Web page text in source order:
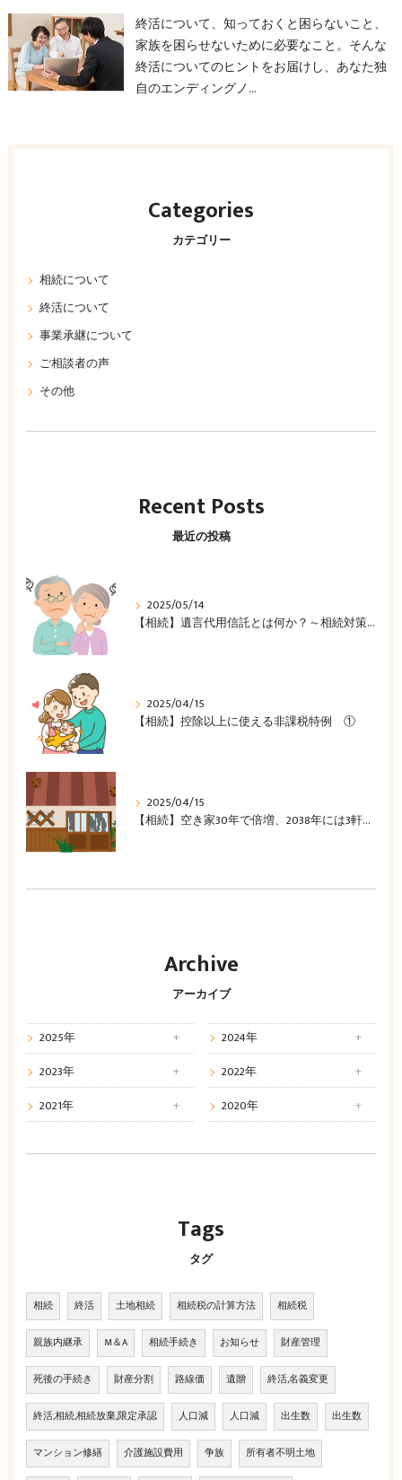
終活について、知っておくと困らないこと、
家族を困らせないために必要なこと。そんな
終活についてのヒントをお届けし、あなた独
自のエンディングノ…
カテゴリー
Categories
相続について
終活について
事業承継について
ご相談者の声
その他
最近の投稿
Recent Posts
2025/05/14
【相続】遺言代用信託とは何か？～相続対策の新たな選択肢～
2025/04/15
【相続】控除以上に使える非課税特例 ①
2025/04/15
【相続】空き家30年で倍増、2038年には3軒に1軒に
アーカイブ
Archive
2025年
2024年
2023年
2022年
2021年
2020年
タグ
Tags
相続 終活 土地相続 相続税の計算方法 相続税
親族内継承 M＆A 相続手続き お知らせ 財産管理
死後の手続き 財産分割 路線価 遺贈 終活,名義変更
終活,相続,相続放棄,限定承認 人口減 人口減 出生数 出生数
マンション修繕 介護施設費用 争族 所有者不明土地